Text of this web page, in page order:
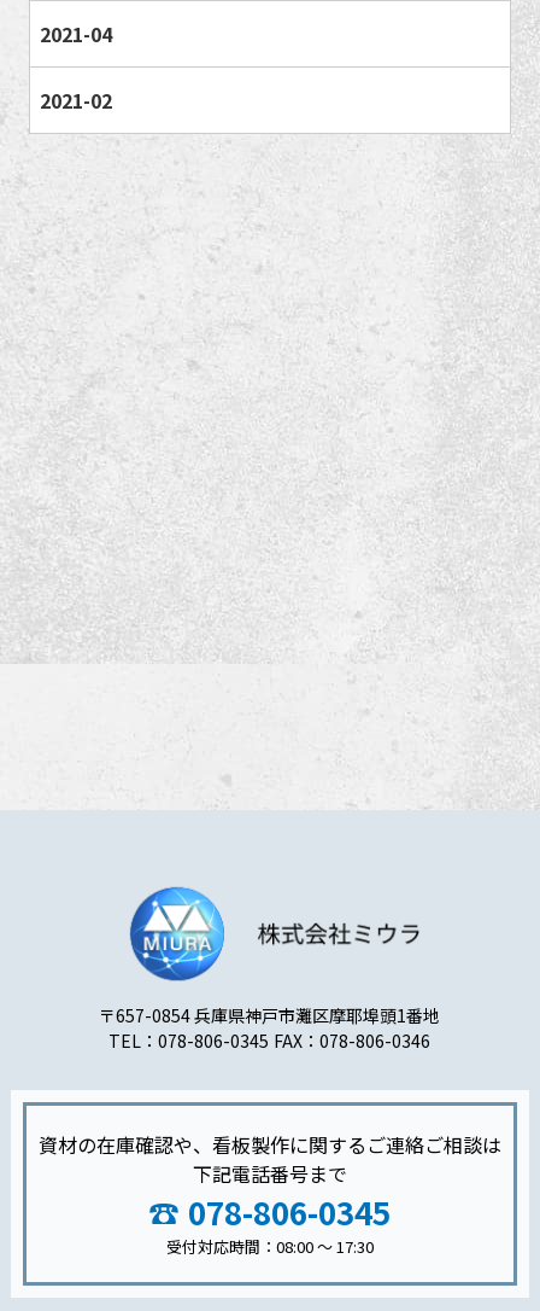
2021-04
2021-02
〒657-0854 兵庫県神戸市灘区摩耶埠頭1番地
TEL：078-806-0345 FAX：078-806-0346
資材の在庫確認や、看板製作に関するご連絡ご相談は
下記電話番号まで
078-806-0345
受付対応時間：08:00 〜 17:30